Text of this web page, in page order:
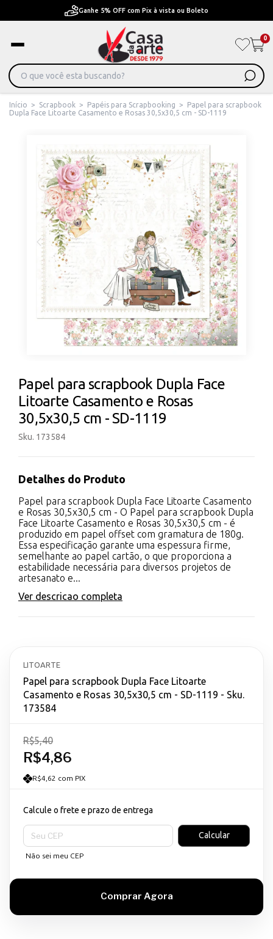
Pague em Até 6x sem juros ou ate 12x com juros
0
Início > Scrapbook > Papéis para Scrapbooking >
Papel para scrapbook
Dupla Face Litoarte Casamento e Rosas 30,5x30,5 cm - SD-1119
Papel para scrapbook Dupla Face
Litoarte Casamento e Rosas
30,5x30,5 cm - SD-1119
Sku. 173584
Detalhes do Produto
Papel para scrapbook Dupla Face Litoarte Casamento
e Rosas 30,5x30,5 cm - O Papel para scrapbook Dupla
Face Litoarte Casamento e Rosas 30,5x30,5 cm - é
produzido em papel offset com gramatura de 180g.
Essa especificação garante uma espessura firme,
semelhante ao papel cartão, o que proporciona a
estabilidade necessária para diversos projetos de
artesanato e...
Ver descricao completa
LITOARTE
Papel para scrapbook Dupla Face Litoarte
Casamento e Rosas 30,5x30,5 cm - SD-1119 - Sku.
173584
R$4,86
R$5,40
R$4,62 com PIX
Calcule o frete e prazo de entrega
Entregas para o CEP:
Calcular
Não sei meu CEP